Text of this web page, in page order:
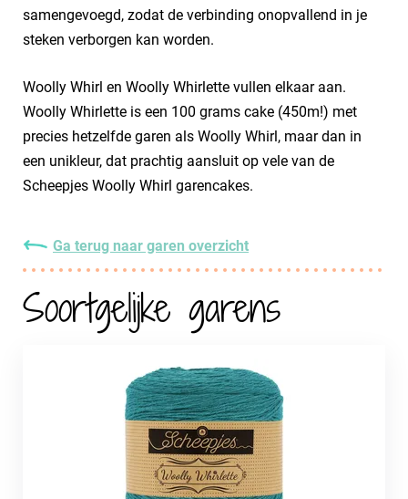
samengevoegd, zodat de verbinding onopvallend in je
steken verborgen kan worden.
Woolly Whirl en Woolly Whirlette vullen elkaar aan.
Woolly Whirlette is een 100 grams cake (450m!) met
precies hetzelfde garen als Woolly Whirl, maar dan in
een unikleur, dat prachtig aansluit op vele van de
Scheepjes Woolly Whirl garencakes.
Ga terug naar garen overzicht
Soortgelijke garens